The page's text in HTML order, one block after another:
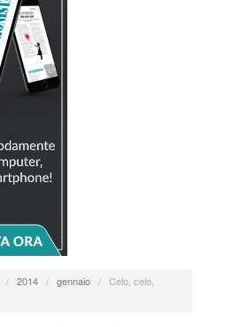
/ 2014 / gennaio / Celo, celo,